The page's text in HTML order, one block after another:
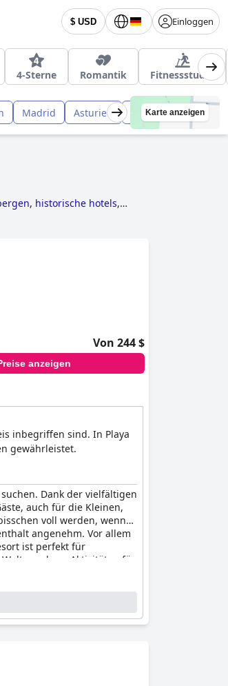
$ USD Einloggen
4-Sterne Romantik Fitnessstudio
Madrid Asturien Aragonien
Karte anzeigen
, historische hotels,
Von 244 $
anzeigen
inbegriffen sind. In Playa
gewährleistet.
Dank der vielfältigen
auch für die Kleinen,
voll werden, wenn
angenehm. Vor allem
ist perfekt für
an, da es Aktivitäten für
Kinder sowie die